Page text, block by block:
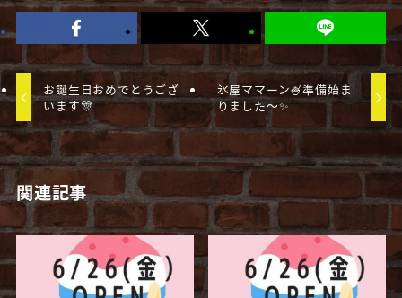
お誕生日おめでとうござ
います🎊
氷屋ママーン🍧準備始ま
りました〜✨
関連記事